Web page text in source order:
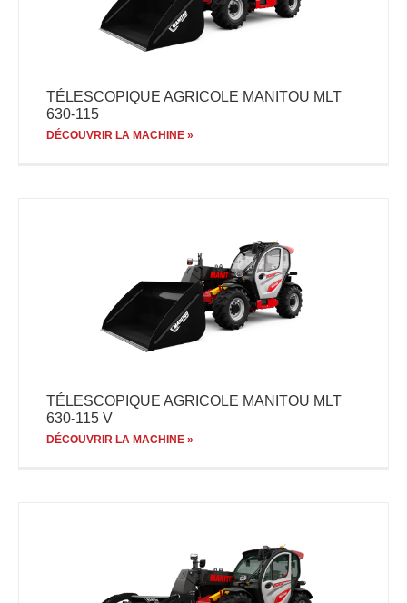
TÉLESCOPIQUE AGRICOLE MANITOU MLT
630-115
DÉCOUVRIR LA MACHINE »
TÉLESCOPIQUE AGRICOLE MANITOU MLT
630-115 V
DÉCOUVRIR LA MACHINE »